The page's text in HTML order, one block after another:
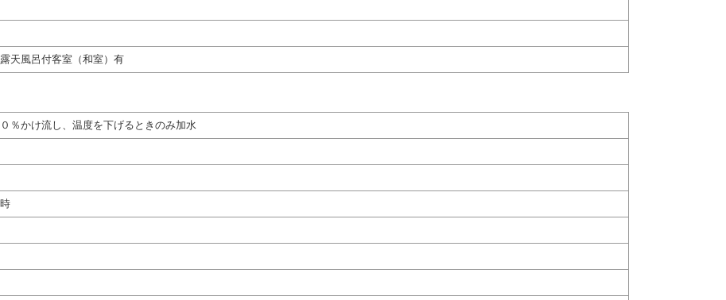
天風呂付客室（和室）有
％かけ流し、温度を下げるときのみ加水